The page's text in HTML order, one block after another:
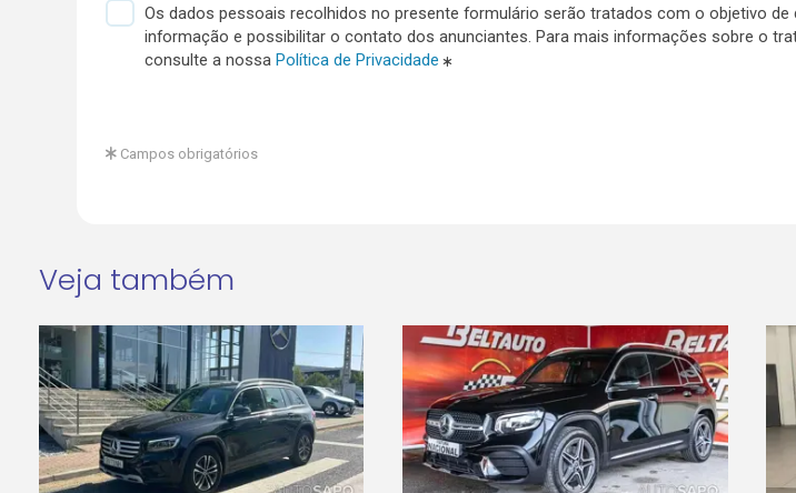
Os dados pessoais recolhidos no presente formulário serão tratados com o objetivo de
informação e possibilitar o contato dos anunciantes. Para mais informações sobre o
consulte a nossa Política de Privacidade
Campos obrigatórios
Veja também